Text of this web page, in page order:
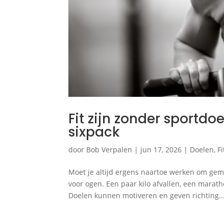
Fit zijn zonder
sixpack
door Bob Verpalen | jun 17, 2026 | Doelen,
Moet je altijd ergens naartoe werken om
voor ogen. Een paar kilo afvallen, een
Doelen kunnen motiveren en geven richting...